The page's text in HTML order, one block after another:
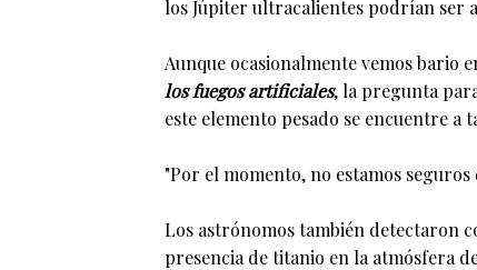
los Júpiter ultracalientes podrían ser
Aunque ocasionalmente vemos bario
los fuegos artificiales, la pregunta
este elemento pesado se encuentre a
"Por el momento, no estamos
Los astrónomos también detectaron
presencia de titanio en la atmósfera de